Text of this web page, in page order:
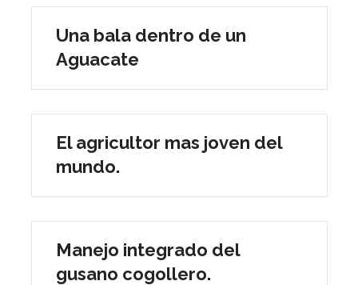
Una bala dentro de un
Aguacate
El agricultor mas joven del
mundo.
Manejo integrado del
gusano cogollero.